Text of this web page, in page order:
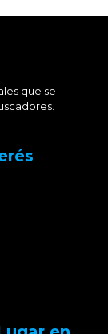
que se